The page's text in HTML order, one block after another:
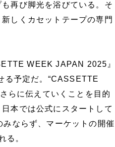
再び脚光を浴びている。そ
しくカセットテープの専門
WEEK JAPAN 2025』
る予定だ。“CASSETTE
らに伝えていくことを目的
本では公式にスタートして
ならず、マーケットの開催
る。